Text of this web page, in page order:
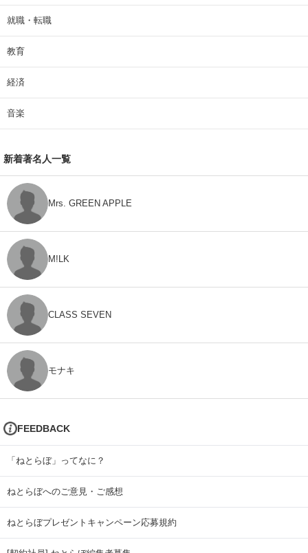
就職・転職
教育
経済
音楽
新着著名人一覧
Mrs. GREEN APPLE
M!LK
CLASS SEVEN
モナキ
FEEDBACK
「ねとらぼ」ってなに？
ねとらぼへのご意見・ご感想
ねとらぼプレゼントキャンペーン応募規約